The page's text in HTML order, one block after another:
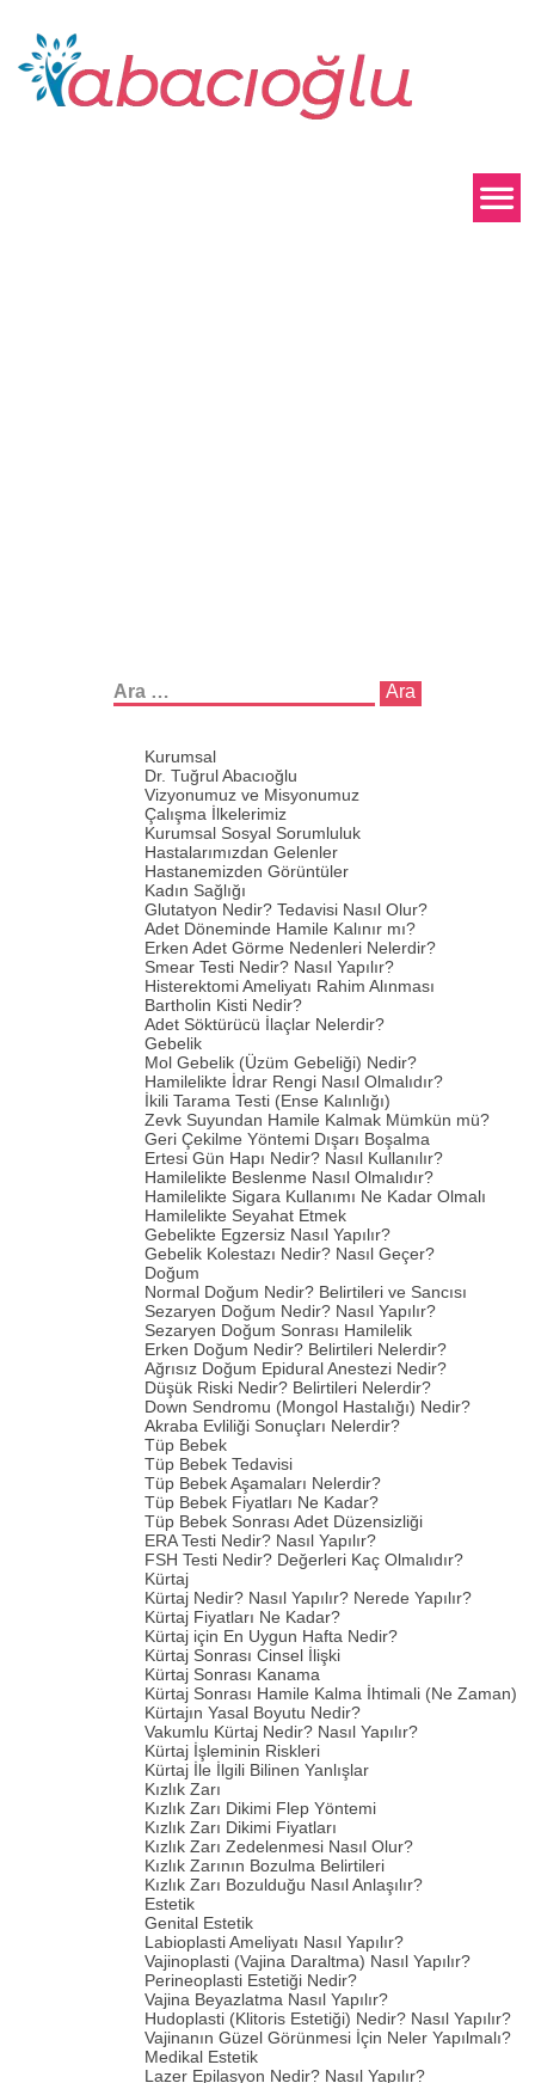
Arama:
Kurumsal
Dr. Tuğrul Abacıoğlu
Vizyonumuz ve Misyonumuz
Çalışma İlkelerimiz
Kurumsal Sosyal Sorumluluk
Hastalarımızdan Gelenler
Hastanemizden Görüntüler
Kadın Sağlığı
Glutatyon Nedir? Tedavisi Nasıl Olur?
Adet Döneminde Hamile Kalınır mı?
Erken Adet Görme Nedenleri Nelerdir?
Smear Testi Nedir? Nasıl Yapılır?
Histerektomi Ameliyatı Rahim Alınması
Bartholin Kisti Nedir?
Adet Söktürücü İlaçlar Nelerdir?
Gebelik
Mol Gebelik (Üzüm Gebeliği) Nedir?
Hamilelikte İdrar Rengi Nasıl Olmalıdır?
İkili Tarama Testi (Ense Kalınlığı)
Zevk Suyundan Hamile Kalmak Mümkün mü?
Geri Çekilme Yöntemi Dışarı Boşalma
Ertesi Gün Hapı Nedir? Nasıl Kullanılır?
Hamilelikte Beslenme Nasıl Olmalıdır?
Hamilelikte Sigara Kullanımı Ne Kadar Olmalı
Hamilelikte Seyahat Etmek
Gebelikte Egzersiz Nasıl Yapılır?
Gebelik Kolestazı Nedir? Nasıl Geçer?
Doğum
Normal Doğum Nedir? Belirtileri ve Sancısı
Sezaryen Doğum Nedir? Nasıl Yapılır?
Sezaryen Doğum Sonrası Hamilelik
Erken Doğum Nedir? Belirtileri Nelerdir?
Ağrısız Doğum Epidural Anestezi Nedir?
Düşük Riski Nedir? Belirtileri Nelerdir?
Down Sendromu (Mongol Hastalığı) Nedir?
Akraba Evliliği Sonuçları Nelerdir?
Tüp Bebek
Tüp Bebek Tedavisi
Tüp Bebek Aşamaları Nelerdir?
Tüp Bebek Fiyatları Ne Kadar?
Tüp Bebek Sonrası Adet Düzensizliği
ERA Testi Nedir? Nasıl Yapılır?
FSH Testi Nedir? Değerleri Kaç Olmalıdır?
Kürtaj
Kürtaj Nedir? Nasıl Yapılır? Nerede Yapılır?
Kürtaj Fiyatları Ne Kadar?
Kürtaj için En Uygun Hafta Nedir?
Kürtaj Sonrası Cinsel İlişki
Kürtaj Sonrası Kanama
Kürtaj Sonrası Hamile Kalma İhtimali (Ne Zaman)
Kürtajın Yasal Boyutu Nedir?
Vakumlu Kürtaj Nedir? Nasıl Yapılır?
Kürtaj İşleminin Riskleri
Kürtaj İle İlgili Bilinen Yanlışlar
Kızlık Zarı
Kızlık Zarı Dikimi Flep Yöntemi
Kızlık Zarı Dikimi Fiyatları
Kızlık Zarı Zedelenmesi Nasıl Olur?
Kızlık Zarının Bozulma Belirtileri
Kızlık Zarı Bozulduğu Nasıl Anlaşılır?
Estetik
Genital Estetik
Labioplasti Ameliyatı Nasıl Yapılır?
Vajinoplasti (Vajina Daraltma) Nasıl Yapılır?
Perineoplasti Estetiği Nedir?
Vajina Beyazlatma Nasıl Yapılır?
Hudoplasti (Klitoris Estetiği) Nedir? Nasıl Yapılır?
Vajinanın Güzel Görünmesi İçin Neler Yapılmalı?
Medikal Estetik
Lazer Epilasyon Nedir? Nasıl Yapılır?